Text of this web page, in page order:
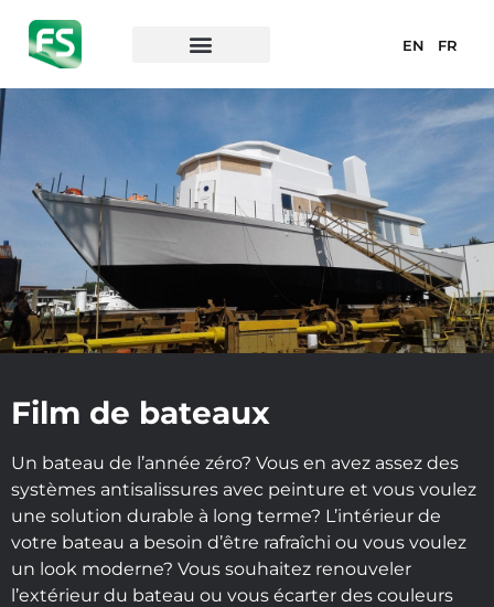
EN FR
Film de bateaux
Un bateau de l’année zéro? Vous en avez assez des
systèmes antisalissures avec peinture et vous voulez
une solution durable à long terme? L’intérieur de
votre bateau a besoin d’être rafraîchi ou vous voulez
un look moderne? Vous souhaitez renouveler
l’extérieur du bateau ou vous écarter des couleurs